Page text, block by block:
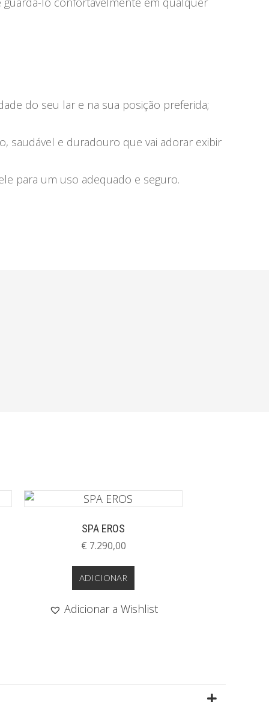
do seu lar e na sua posição preferida;
saudável e duradouro que vai adorar exibir
para um uso adequado e seguro.
SPA EROS
€ 7.290,00
ADICIONAR
Adicionar a Wishlist
Expandir